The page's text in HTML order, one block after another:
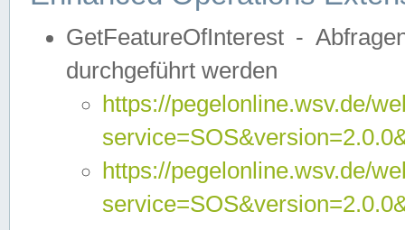
GetFeatureOfInterest -
durchgeführt werden
https://pegelonline.wsv.de/
https://pegelonline.wsv.de/